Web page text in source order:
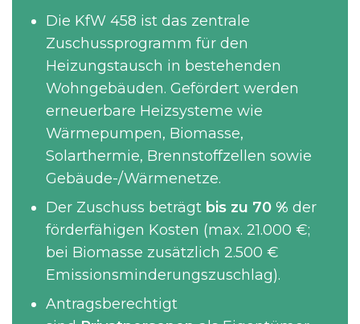
Die KfW 458 ist das zentrale
Zuschussprogramm für den
Heizungstausch in bestehenden
Wohngebäuden. Gefördert werden
erneuerbare Heizsysteme wie
Wärmepumpen, Biomasse,
Solarthermie, Brennstoffzellen sowie
Gebäude-/Wärmenetze.
Der Zuschuss beträgt bis zu 70 % der
förderfähigen Kosten (max. 21.000 €;
bei Biomasse zusätzlich 2.500 €
Emissionsminderungszuschlag).
Antragsberechtigt